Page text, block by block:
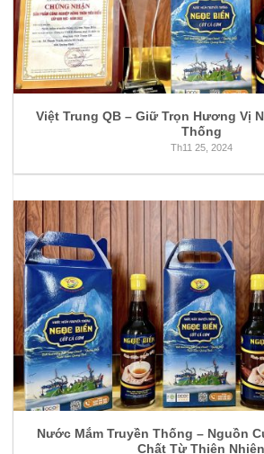
Việt Trung QB – Giữ Trọn Hương Vị
Thống
Th11 25, 2024
Nước Mắm Truyền Thống – Nguồn
Chất Từ Thiên Nhiên